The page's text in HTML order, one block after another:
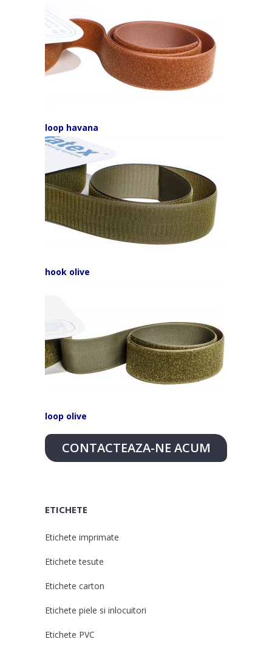
loop havana
hook olive
loop olive
CONTACTEAZA-NE ACUM
ETICHETE
Etichete imprimate
Etichete tesute
Etichete carton
Etichete piele si inlocuitori
Etichete PVC